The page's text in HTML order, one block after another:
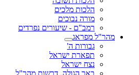
הלכות מלכים
מורה נבוכים
רמב"ם - שיעורים נפרדים
מהר"ל מפראג
גבורות ה'
תפארת ישראל
נצח ישראל